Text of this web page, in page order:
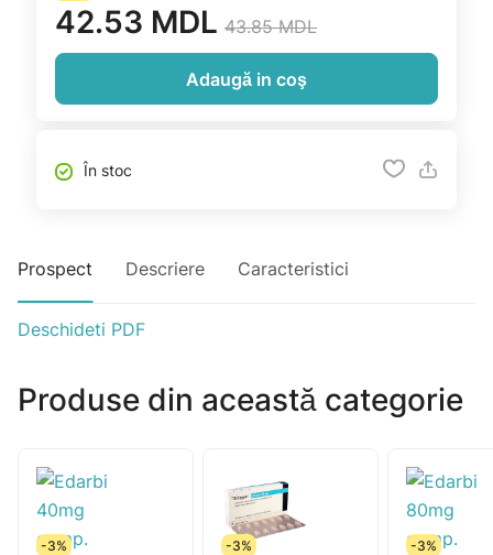
42.53 MDL 43.85 MDL
Adaugă in coş
În stoc
Prospect Descriere Caracteristici
Deschideti PDF
Produse din această categorie
-3% -3% -3%